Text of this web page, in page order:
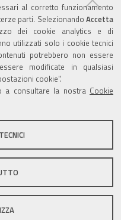
al corretto funzionamento
parti. Selezionando Accetta
dei cookie analytics e di
utilizzati solo i cookie tecnici
potrebbero non essere
modificate in qualsiasi
cookie".
a consultare la nostra Cookie
sito
Zola Predosa